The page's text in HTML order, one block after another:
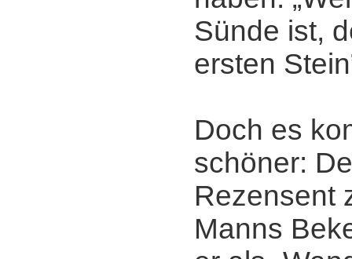
Sünde ist,
ersten
Doch es
schöner:
Rezensent
Manns